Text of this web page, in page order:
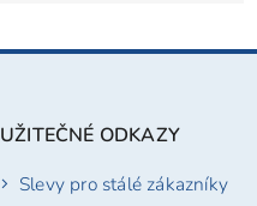
UŽITEČNÉ ODKAZY
Slevy pro stálé zákazníky